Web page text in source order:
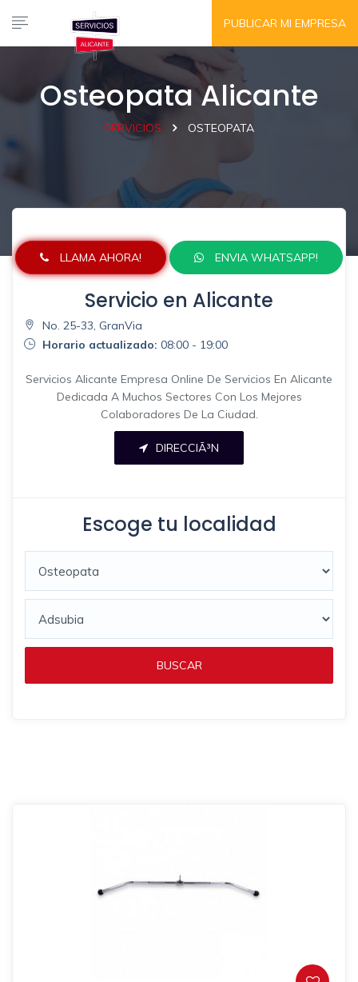
PUBLICAR MI EMPRESA
Osteopata Alicante
SERVICIOS OSTEOPATA
LLAMA AHORA! ENVIA WHATSAPP!
Servicio en Alicante
No. 25-33, GranVia
Horario actualizado: 08:00 - 19:00
Servicios Alicante Empresa Online De Servicios En Alicante
Dedicada A Muchos Sectores Con Los Mejores
Colaboradores De La Ciudad.
DIRECCIÃ³N
Escoge tu localidad
BUSCAR